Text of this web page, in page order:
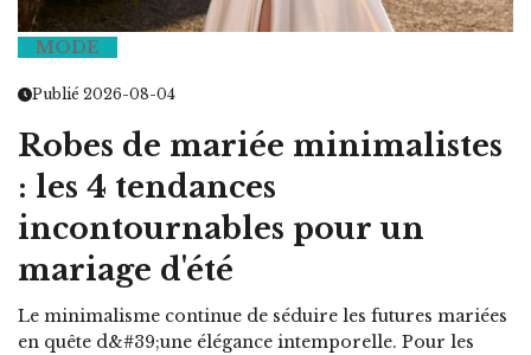
MODE
Publié 2026-08-04
Robes de mariée minimalistes
: les 4 tendances
incontournables pour un
mariage d'été
Le minimalisme continue de séduire les futures mariées
en quête d&#39;une élégance intemporelle. Pour les